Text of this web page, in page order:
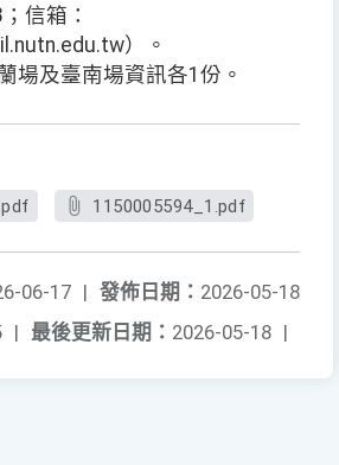
信箱：
）。
場及臺南場資訊各1份。
1150005594_1.pdf
發佈日期： 2026-05-18
06-17 |
最後更新日期： 2026-05-18 |
|